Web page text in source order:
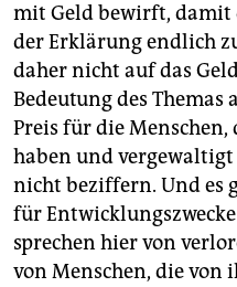
mit Geld bewirft, damit
der Erklärung endlich
daher nicht auf das
Bedeutung des
Preis für die
haben und
nicht beziffern. Und es
für
sprechen hier von
von Menschen, die von